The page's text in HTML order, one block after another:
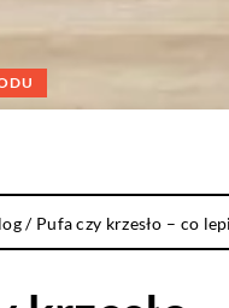
/ Pufa czy krzesło – co